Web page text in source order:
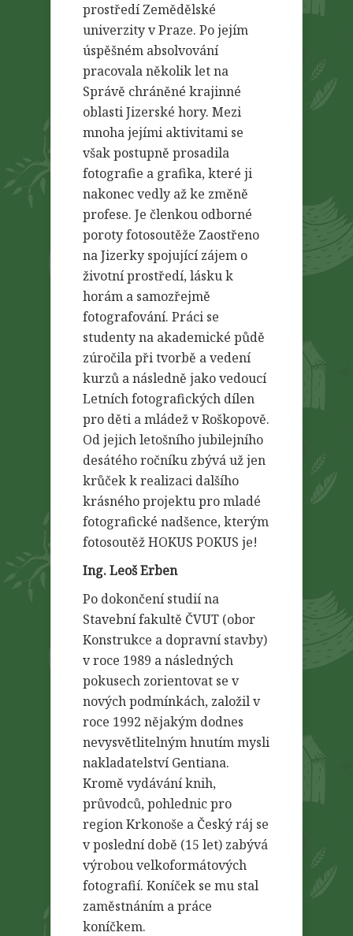
prostředí Zemědělské
univerzity v Praze. Po jejím
úspěšném absolvování
pracovala několik let na
Správě chráněné krajinné
oblasti Jizerské hory. Mezi
mnoha jejími aktivitami se
však postupně prosadila
fotografie a grafika, které ji
nakonec vedly až ke změně
profese. Je členkou odborné
poroty fotosoutěže Zaostřeno
na Jizerky spojující zájem o
životní prostředí, lásku k
horám a samozřejmě
fotografování. Práci se
studenty na akademické půdě
zúročila při tvorbě a vedení
kurzů a následně jako vedoucí
Letních fotografických dílen
pro děti a mládež v Roškopově.
Od jejich letošního jubilejního
desátého ročníku zbývá už jen
krůček k realizaci dalšího
krásného projektu pro mladé
fotografické nadšence, kterým
fotosoutěž HOKUS POKUS je!
Ing. Leoš Erben
Po dokončení studií na
Stavební fakultě ČVUT (obor
Konstrukce a dopravní stavby)
v roce 1989 a následných
pokusech zorientovat se v
nových podmínkách, založil v
roce 1992 nějakým dodnes
nevysvětlitelným hnutím mysli
nakladatelství Gentiana.
Kromě vydávání knih,
průvodců, pohlednic pro
region Krkonoše a Český ráj se
v poslední době (15 let) zabývá
výrobou velkoformátových
fotografií. Koníček se mu stal
zaměstnáním a práce
koníčkem.